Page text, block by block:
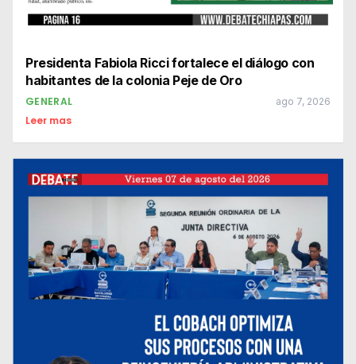
Presidenta Fabiola Ricci fortalece el diálogo con
habitantes de la colonia Peje de Oro
GENERAL ago 7, 2026
Leer mas